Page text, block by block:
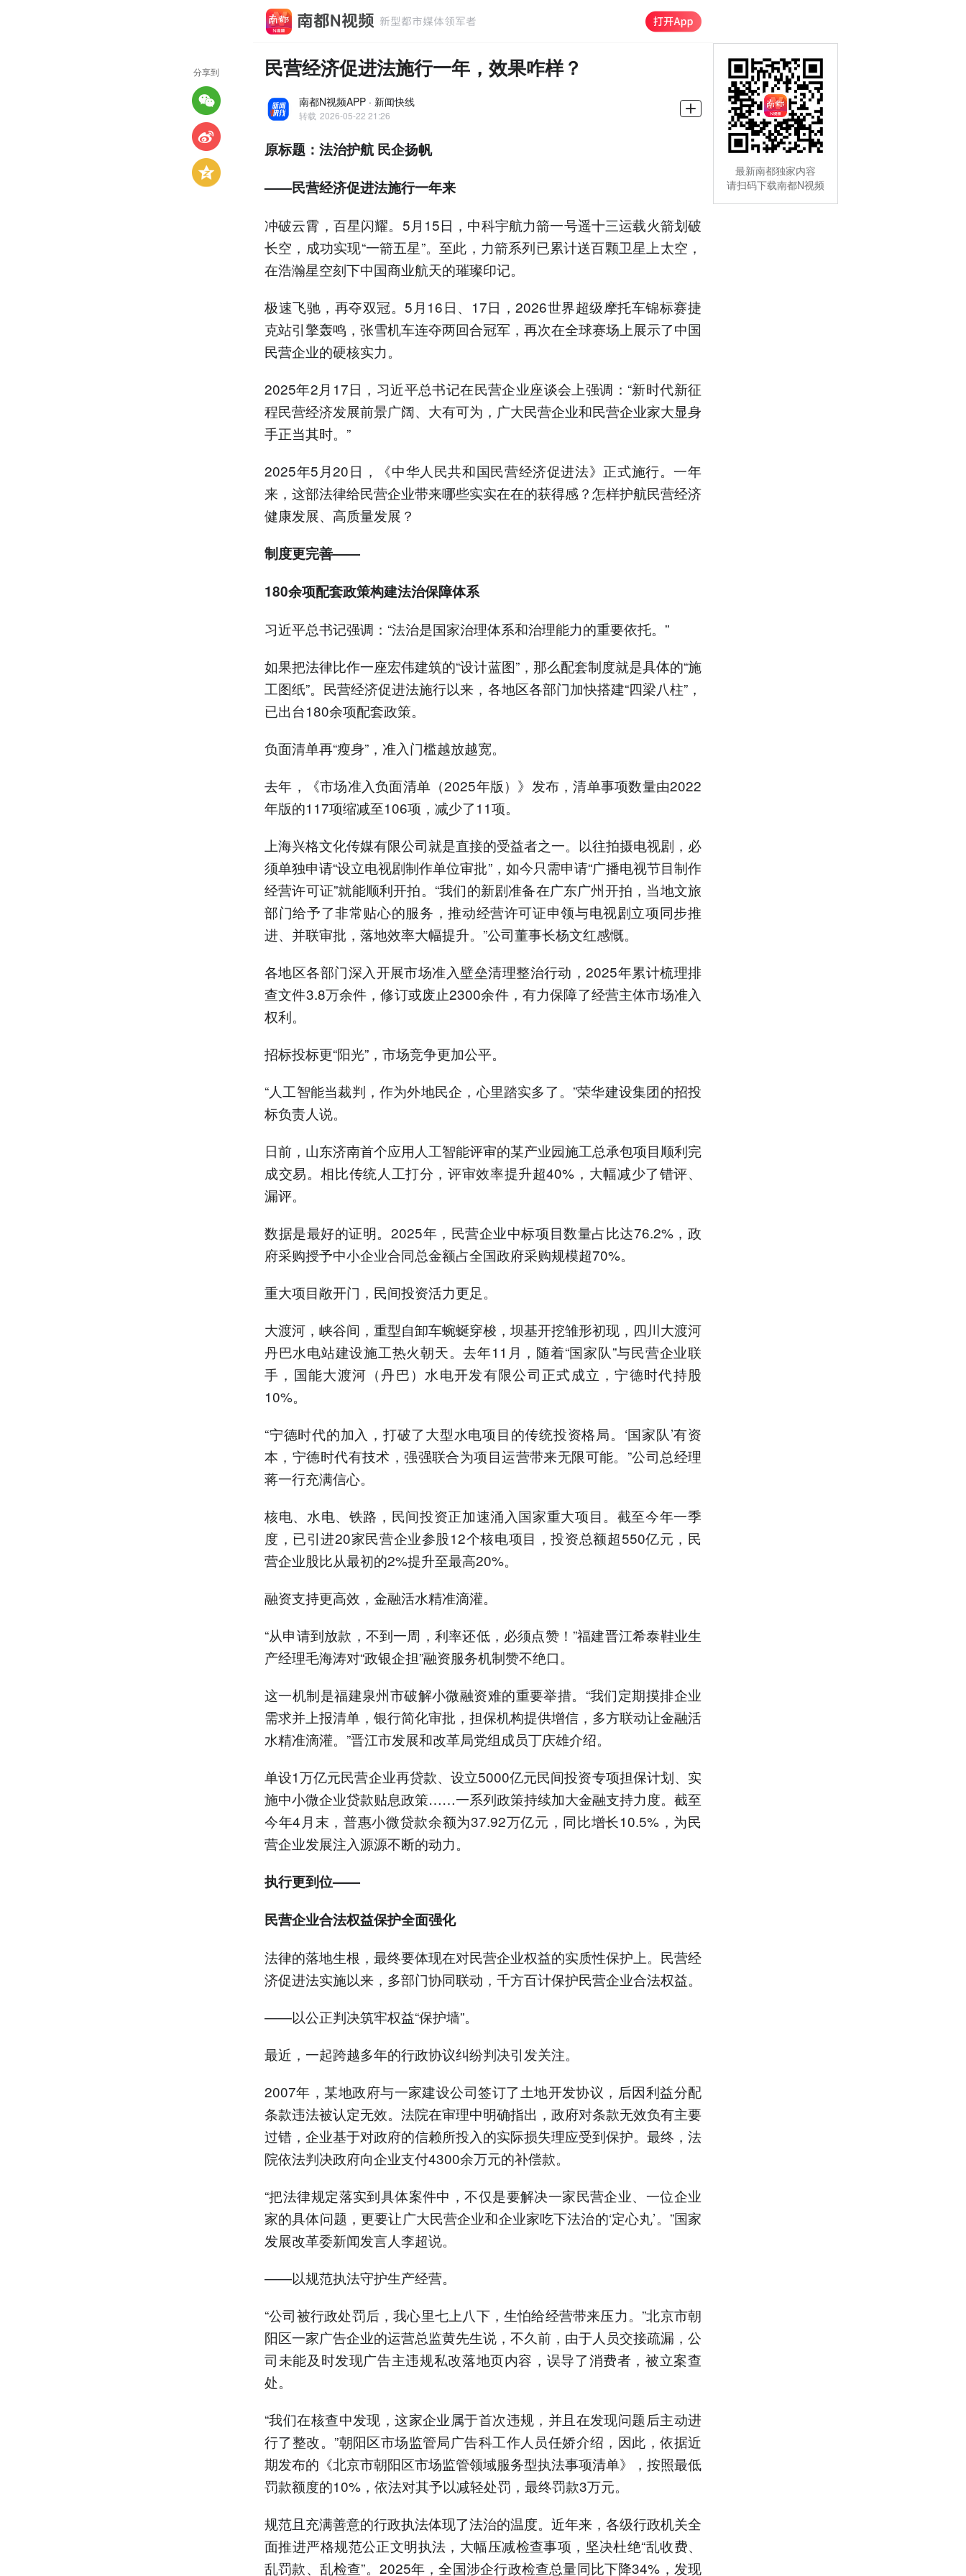
民营经济促进法施行一年，效果咋样？
南都N视频APP · 新闻快线
转载 2026-05-22 21:26
原标题：法治护航 民企扬帆
——民营经济促进法施行一年来
冲破云霄，百星闪耀。5月15日，中科宇航力箭一号遥十三运载火箭划破
长空，成功实现“一箭五星”。至此，力箭系列已累计送百颗卫星上太空，
在浩瀚星空刻下中国商业航天的璀璨印记。
极速飞驰，再夺双冠。5月16日、17日，2026世界超级摩托车锦标赛捷
克站引擎轰鸣，张雪机车连夺两回合冠军，再次在全球赛场上展示了中国
民营企业的硬核实力。
2025年2月17日，习近平总书记在民营企业座谈会上强调：“新时代新征
程民营经济发展前景广阔、大有可为，广大民营企业和民营企业家大显身
手正当其时。”
2025年5月20日，《中华人民共和国民营经济促进法》正式施行。一年
来，这部法律给民营企业带来哪些实实在在的获得感？怎样护航民营经济
健康发展、高质量发展？
制度更完善——
180余项配套政策构建法治保障体系
习近平总书记强调：“法治是国家治理体系和治理能力的重要依托。”
如果把法律比作一座宏伟建筑的“设计蓝图”，那么配套制度就是具体的“施
工图纸”。民营经济促进法施行以来，各地区各部门加快搭建“四梁八柱”，
已出台180余项配套政策。
负面清单再“瘦身”，准入门槛越放越宽。
去年，《市场准入负面清单（2025年版）》发布，清单事项数量由2022
年版的117项缩减至106项，减少了11项。
上海兴格文化传媒有限公司就是直接的受益者之一。以往拍摄电视剧，必
须单独申请“设立电视剧制作单位审批”，如今只需申请“广播电视节目制作
经营许可证”就能顺利开拍。“我们的新剧准备在广东广州开拍，当地文旅
部门给予了非常贴心的服务，推动经营许可证申领与电视剧立项同步推
进、并联审批，落地效率大幅提升。”公司董事长杨文红感慨。
各地区各部门深入开展市场准入壁垒清理整治行动，2025年累计梳理排
查文件3.8万余件，修订或废止2300余件，有力保障了经营主体市场准入
权利。
招标投标更“阳光”，市场竞争更加公平。
“人工智能当裁判，作为外地民企，心里踏实多了。”荣华建设集团的招投
标负责人说。
日前，山东济南首个应用人工智能评审的某产业园施工总承包项目顺利完
成交易。相比传统人工打分，评审效率提升超40%，大幅减少了错评、
漏评。
数据是最好的证明。2025年，民营企业中标项目数量占比达76.2%，政
府采购授予中小企业合同总金额占全国政府采购规模超70%。
重大项目敞开门，民间投资活力更足。
大渡河，峡谷间，重型自卸车蜿蜒穿梭，坝基开挖雏形初现，四川大渡河
丹巴水电站建设施工热火朝天。去年11月，随着“国家队”与民营企业联
手，国能大渡河（丹巴）水电开发有限公司正式成立，宁德时代持股
10%。
“宁德时代的加入，打破了大型水电项目的传统投资格局。‘国家队’有资
本，宁德时代有技术，强强联合为项目运营带来无限可能。”公司总经理
蒋一行充满信心。
核电、水电、铁路，民间投资正加速涌入国家重大项目。截至今年一季
度，已引进20家民营企业参股12个核电项目，投资总额超550亿元，民
营企业股比从最初的2%提升至最高20%。
融资支持更高效，金融活水精准滴灌。
“从申请到放款，不到一周，利率还低，必须点赞！”福建晋江希泰鞋业生
产经理毛海涛对“政银企担”融资服务机制赞不绝口。
这一机制是福建泉州市破解小微融资难的重要举措。“我们定期摸排企业
需求并上报清单，银行简化审批，担保机构提供增信，多方联动让金融活
水精准滴灌。”晋江市发展和改革局党组成员丁庆雄介绍。
单设1万亿元民营企业再贷款、设立5000亿元民间投资专项担保计划、实
施中小微企业贷款贴息政策……一系列政策持续加大金融支持力度。截至
今年4月末，普惠小微贷款余额为37.92万亿元，同比增长10.5%，为民
营企业发展注入源源不断的动力。
执行更到位——
民营企业合法权益保护全面强化
法律的落地生根，最终要体现在对民营企业权益的实质性保护上。民营经
济促进法实施以来，多部门协同联动，千方百计保护民营企业合法权益。
——以公正判决筑牢权益“保护墙”。
最近，一起跨越多年的行政协议纠纷判决引发关注。
2007年，某地政府与一家建设公司签订了土地开发协议，后因利益分配
条款违法被认定无效。法院在审理中明确指出，政府对条款无效负有主要
过错，企业基于对政府的信赖所投入的实际损失理应受到保护。最终，法
院依法判决政府向企业支付4300余万元的补偿款。
“把法律规定落实到具体案件中，不仅是要解决一家民营企业、一位企业
家的具体问题，更要让广大民营企业和企业家吃下法治的‘定心丸’。”国家
发展改革委新闻发言人李超说。
——以规范执法守护生产经营。
“公司被行政处罚后，我心里七上八下，生怕给经营带来压力。”北京市朝
阳区一家广告企业的运营总监黄先生说，不久前，由于人员交接疏漏，公
司未能及时发现广告主违规私改落地页内容，误导了消费者，被立案查
处。
“我们在核查中发现，这家企业属于首次违规，并且在发现问题后主动进
行了整改。”朝阳区市场监管局广告科工作人员任娇介绍，因此，依据近
期发布的《北京市朝阳区市场监管领域服务型执法事项清单》，按照最低
罚款额度的10%，依法对其予以减轻处罚，最终罚款3万元。
规范且充满善意的行政执法体现了法治的温度。近年来，各级行政机关全
面推进严格规范公正文明执法，大幅压减检查事项，坚决杜绝“乱收费、
乱罚款、乱检查”。2025年，全国涉企行政检查总量同比下降34%，发现
分享到
最新南都独家内容
请扫码下载南都N视频